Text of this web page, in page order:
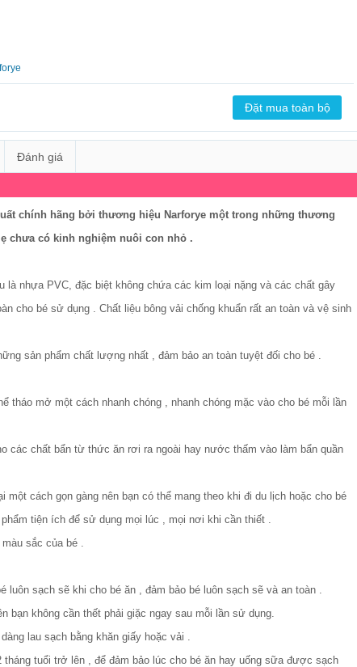
Đánh giá
chính hãng bởi thương hiệu Narforye một trong những thương
chưa có kinh nghiệm nuôi con nhỏ .
nhựa PVC, đặc biệt không chứa các kim loại nặng và các chất gây
cho bé sử dụng . Chất liệu bông vải chống khuẩn rất an toàn và vệ sinh
sản phẩm chất lượng nhất , đảm bảo an toàn tuyệt đối cho bé .
tháo mở một cách nhanh chóng , nhanh chóng mặc vào cho bé mỗi lần
các chất bẩn từ thức ăn rơi ra ngoài hay nước thấm vào làm bẩn quần
một cách gọn gàng nên bạn có thể mang theo khi đi du lịch hoặc cho bé
tiện ích để sử dụng mọi lúc , mọi nơi khi cần thiết .
sắc của bé .
luôn sạch sẽ khi cho bé ăn , đảm bảo bé luôn sạch sẽ và an toàn .
bạn không cần thết phải giặc ngay sau mỗi lần sử dụng.
lau sạch bằng khăn giấy hoặc vải .
tuổi trở lên , để đảm bảo lúc cho bé ăn hay uống sữa được sạch